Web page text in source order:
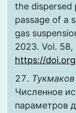
the dispersed
passage of a
gas
2023. Vol. 58,
https://
Численное
параметров